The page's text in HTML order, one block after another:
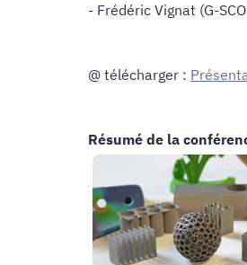
- Frédéric Vignat (G-
@ télécharger :
Résumé de la